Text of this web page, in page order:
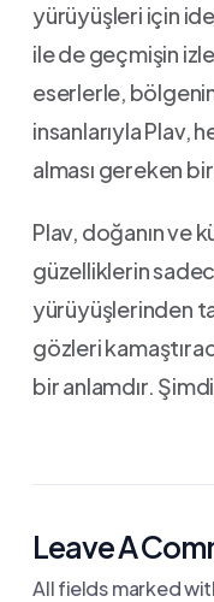
yürüyüşleri için
ile de geçmişin
eserlerle,
insanlarıyla Plav,
alması gereken
Plav, doğanın ve
güzelliklerin
⁤yürüyüşlerinden
gözleri
bir anlamdır.
Leave A
All fields marked